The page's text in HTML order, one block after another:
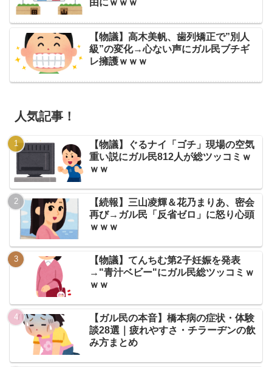
【物議】高木美帆、歯列矯正で”別人
級”の変化→心ない声にガル民ブチギ
レ擁護ｗｗｗ
人気記事！
【物議】ぐるナイ「ゴチ」現場の空気
重い説にガル民812人が総ツッコミｗ
ｗｗ
【続報】三山凌輝＆花乃まりあ、密会
再び→ガル民「反省ゼロ」に怒り心頭
ｗｗｗ
【物議】てんちむ第2子妊娠を発表
→"青汁ベビー"にガル民総ツッコミｗ
ｗｗ
【ガル民の本音】橋本病の症状・体験
談28選｜疲れやすさ・チラーヂンの飲
み方まとめ